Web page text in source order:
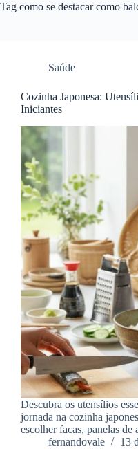
Tag como se destacar como
Saúde
Cozinha Japonesa:
Iniciantes
Descubra os utensílios
jornada na cozinha
escolher facas, panelas de
fernandovale
13